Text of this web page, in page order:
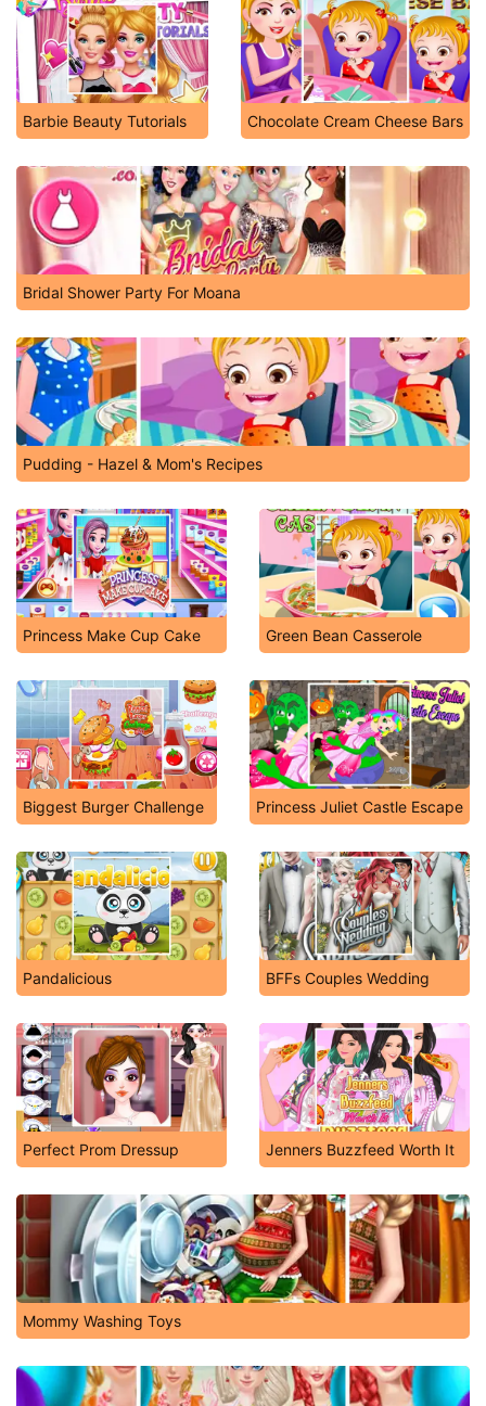
Barbie Beauty Tutorials Chocolate Cream Cheese Bars
Bridal Shower Party For Moana
Pudding - Hazel & Mom's Recipes
Princess Make Cup Cake Green Bean Casserole
Biggest Burger Challenge Princess Juliet Castle Escape
Pandalicious BFFs Couples Wedding
Perfect Prom Dressup Jenners Buzzfeed Worth It
Mommy Washing Toys